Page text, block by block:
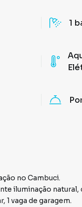
1
no Cambuci.
iluminação
1 vaga de garagem.